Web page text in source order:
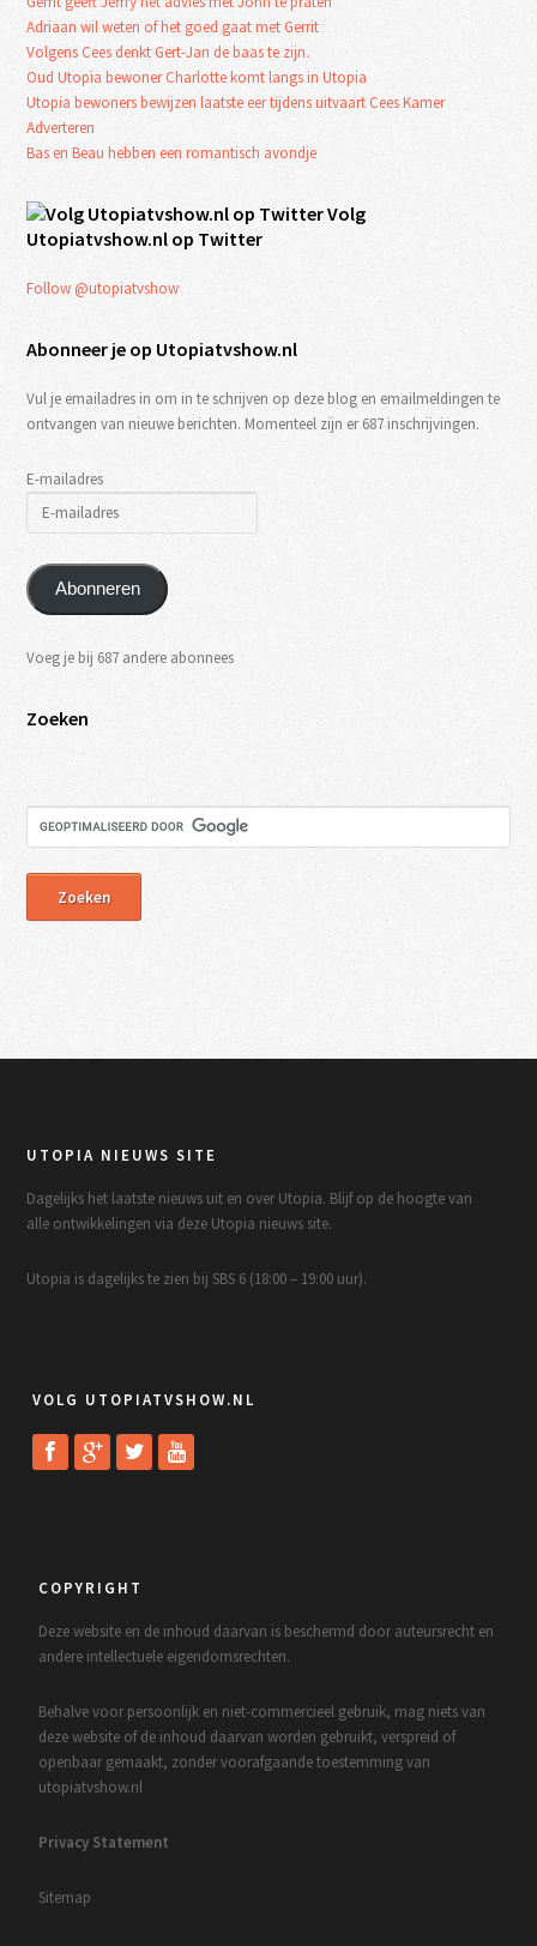
Adriaan wil weten of het goed gaat met Gerrit
Volgens Cees denkt Gert-Jan de baas te zijn.
Oud Utopia bewoner Charlotte komt langs in Utopia
Utopia bewoners bewijzen laatste eer tijdens uitvaart Cees Kamer
Adverteren
Bas en Beau hebben een romantisch avondje
Volg
Utopiatvshow.nl op Twitter
Follow @utopiatvshow
Abonneer je op Utopiatvshow.nl
Vul je emailadres in om in te schrijven op deze blog en emailmeldingen te
ontvangen van nieuwe berichten. Momenteel zijn er 687 inschrijvingen.
E-mailadres
Abonneren
Voeg je bij 687 andere abonnees
Zoeken
UTOPIA NIEUWS SITE
Dagelijks het laatste nieuws uit en over Utopia. Blijf op de hoogte van
alle ontwikkelingen via deze Utopia nieuws site.
Utopia is dagelijks te zien bij SBS 6 (18:00 – 19:00 uur).
VOLG UTOPIATVSHOW.NL
COPYRIGHT
Deze website en de inhoud daarvan is beschermd door auteursrecht en
andere intellectuele eigendomsrechten.
Behalve voor persoonlijk en niet-commercieel gebruik, mag niets van
deze website of de inhoud daarvan worden gebruikt, verspreid of
openbaar gemaakt, zonder voorafgaande toestemming van
utopiatvshow.nl
Privacy Statement
Sitemap